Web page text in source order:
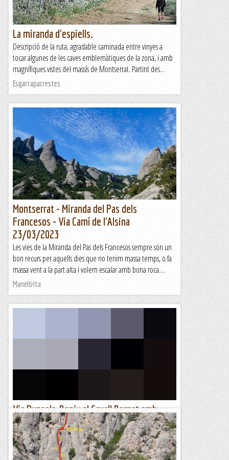
La miranda d'espiells.
Descripció de la ruta; agradable caminada entre vinyes a
tocar algunes de les caves emblemàtiques de la zona, i amb
magnífiques vistes del massís de Montserrat. Partint des...
Esgarrapacrestes
Montserrat - Miranda del Pas dels
Francesos - Via Camí de l'Alsina
23/03/2023
Les vies de la Miranda del Pas dels Francesos sempre són un
bon recurs per aquells dies que no tenim massa temps, o fa
massa vent a la part alta i volem escalar amb bona roca....
Manel&Ita
Via Punsola-Reniu al Cavall Bernat amb
bons amics. Montserrat. 29-10-2022.
Des de l'aparcament de Santa Cecília ja admirem el nostre
objectiu tot començant a clarejar. Després de
l'entrenament que ja portem,...